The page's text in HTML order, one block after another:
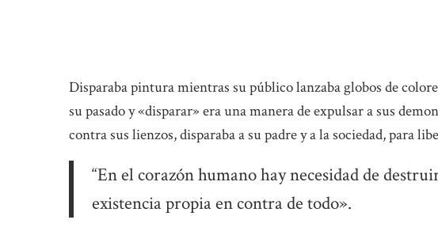
Disparaba pintura mientras su público lanzaba globos de
su pasado y «disparar» era una manera de expulsar a sus
contra sus lienzos, disparaba a su padre y a la sociedad, para
“En el corazón humano hay necesidad de
existencia propia en contra de todo».